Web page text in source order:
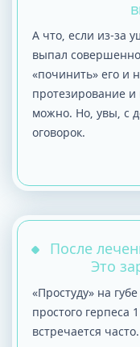
А что, если из-за
выпал
«починить» его и
протезирование
можно. Но, увы, с
оговорок.
После
Это
«Простуду» на
простого герпеса
встречается